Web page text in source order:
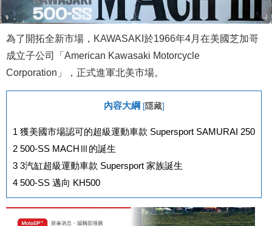
為了開拓全新市場，KAWASAKI於1966年4月在美國芝加哥
成立子公司「American Kawasaki Motorcycle
Corporation」，正式進軍北美市場。
內容大綱 [隱藏]
1 獲美國市場認可的超級運動車款 Supersport SAMURAI 250
2 500-SS MACHⅢ的誕生
3 3汽缸超級運動車款 Supersport 家族誕生
4 500-SS 邁向 KH500